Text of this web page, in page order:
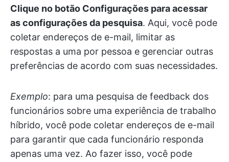
Clique no botão Configurações para acessar
as configurações da pesquisa. Aqui, você pode
coletar endereços de e-mail, limitar as
respostas a uma por pessoa e gerenciar outras
preferências de acordo com suas necessidades.
Exemplo: para uma pesquisa de feedback dos
funcionários sobre uma experiência de trabalho
híbrido, você pode coletar endereços de e-mail
para garantir que cada funcionário responda
apenas uma vez. Ao fazer isso, você pode